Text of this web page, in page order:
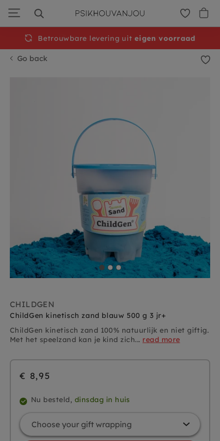
navigation
Go back
CHILDGEN
ChildGen kinetisch zand blauw 500 g 3 jr+
ChildGen kinetisch zand 100% natuurlijk en niet giftig.
Met het speelzand kan je kind zich... read more
€ 8,95
Nu besteld, dinsdag in huis
Betrouwbare levering uiteigen voorraad
Free shipping from €50